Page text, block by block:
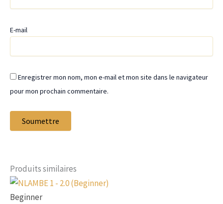
E-mail
Enregistrer mon nom, mon e-mail et mon site dans le navigateur
pour mon prochain commentaire.
Produits similaires
Beginner